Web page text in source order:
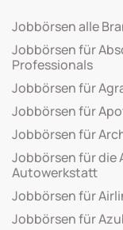
Jobbörsen alle
Jobbörsen für
Professionals
Jobbörsen für
Jobbörsen für
Jobbörsen für
Jobbörsen für die
Autowerkstatt
Jobbörsen für
Jobbörsen für